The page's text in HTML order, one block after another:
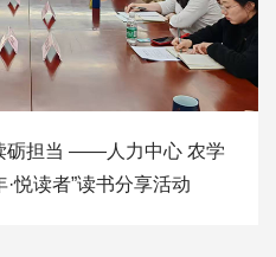
砺担当 ——人力中心 农学
·悦读者”读书分享活动